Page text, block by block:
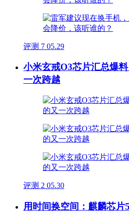
评测 7 05.29
小米玄戒O3芯片汇总爆
一次跨越
评测 2 05.30
用时间换空间：麒麟芯片